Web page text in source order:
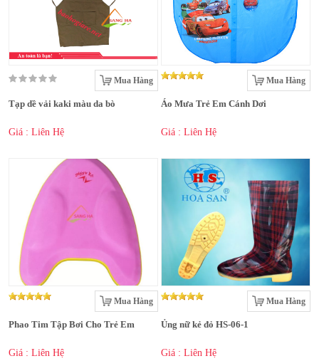
Mua Hàng
Tạp dề vải kaki màu da bò
Giá : Liên Hệ
Mua Hàng
Áo Mưa Trẻ Em Cánh Dơi
Giá : Liên Hệ
Mua Hàng
Phao Tim Tập Bơi Cho Trẻ Em
Giá : Liên Hệ
Mua Hàng
Ủng nữ kẻ đỏ HS-06-1
Giá : Liên Hệ